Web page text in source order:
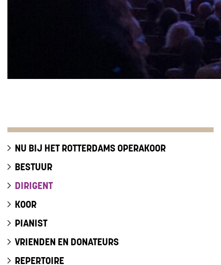
NU BIJ HET ROTTERDAMS OPERAKOOR
BESTUUR
DIRIGENT
KOOR
PIANIST
VRIENDEN EN DONATEURS
REPERTOIRE